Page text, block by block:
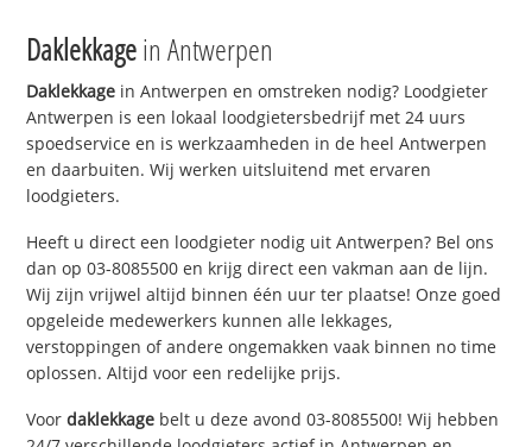
Daklekkagein Antwerpen
Daklekkage in Antwerpen en omstreken nodig? Loodgieter
Antwerpen is een lokaal loodgietersbedrijf met 24 uurs
spoedservice en is werkzaamheden in de heel Antwerpen
en daarbuiten. Wij werken uitsluitend met ervaren
loodgieters.
Heeft u direct een loodgieter nodig uit Antwerpen? Bel ons
dan op 03-8085500 en krijg direct een vakman aan de lijn.
Wij zijn vrijwel altijd binnen één uur ter plaatse! Onze goed
opgeleide medewerkers kunnen alle lekkages,
verstoppingen of andere ongemakken vaak binnen no time
oplossen. Altijd voor een redelijke prijs.
Voordaklekkage belt u deze avond 03-8085500! Wij hebben